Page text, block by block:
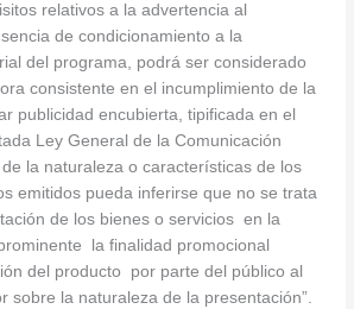
relativos a la advertencia al
de condicionamiento a la
del programa, podrá ser considerado
consistente en el incumplimiento de la
publicidad encubierta, tipificada en el
Ley General de la Comunicación
la naturaleza o características de los
emitidos pueda inferirse que no se trata
de los bienes o servicios en la
la finalidad promocional
del producto por parte del público al
sobre la naturaleza de la presentación”.